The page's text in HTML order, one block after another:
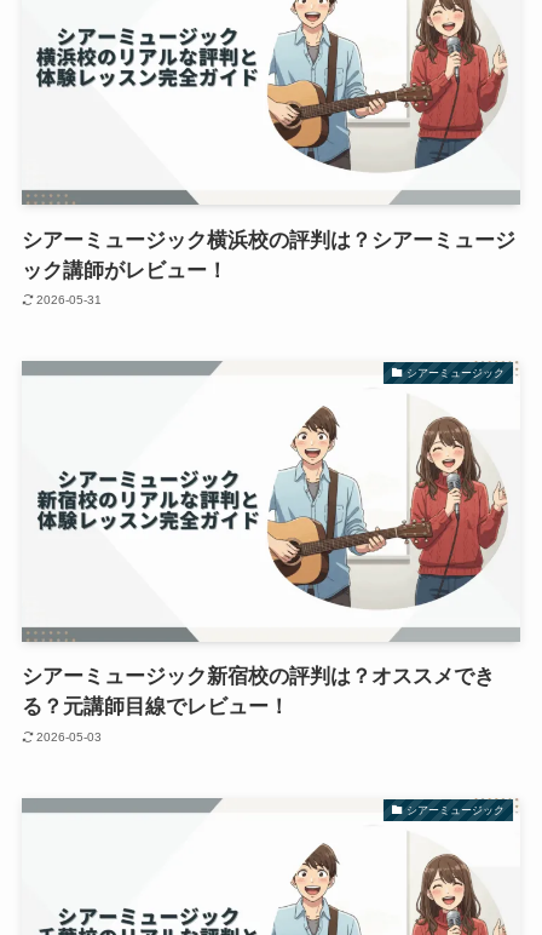
シアーミュージック横浜校の評判は？シアーミュージ
ック講師がレビュー！
2026-05-31
シアーミュージック
シアーミュージック新宿校の評判は？オススメでき
る？元講師目線でレビュー！
2026-05-03
シアーミュージック